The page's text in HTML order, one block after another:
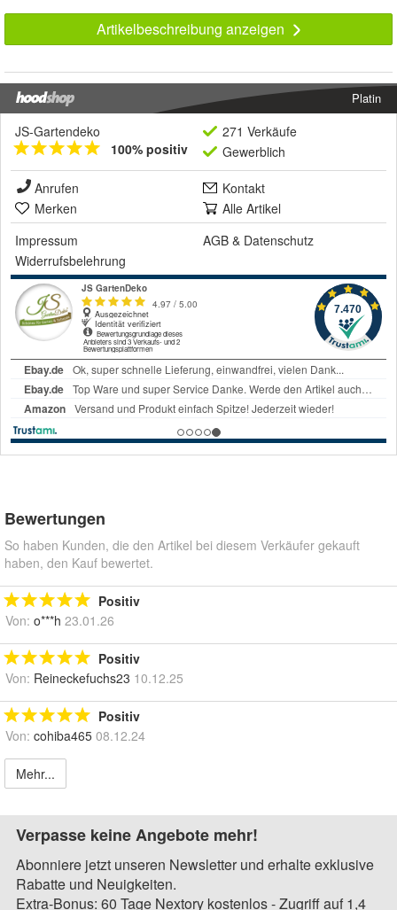
Artikelbeschreibung anzeigen
Platin
JS-Gartendeko
100% positiv
271 Verkäufe
Gewerblich
Anrufen
Kontakt
Merken
Alle Artikel
Impressum
AGB & Datenschutz
Widerrufsbelehrung
Bewertungen
So haben Kunden, die den Artikel bei diesem Verkäufer gekauft
haben, den Kauf bewertet.
Positiv
Von: o***h 23.01.26
Positiv
Von: Reineckefuchs23 10.12.25
Positiv
Von: cohiba465 08.12.24
Mehr...
Verpasse keine Angebote mehr!
Abonniere jetzt unseren Newsletter und erhalte exklusive
Rabatte und Neuigkeiten.
Extra-Bonus: 60 Tage Nextory kostenlos - Zugriff auf 1,4